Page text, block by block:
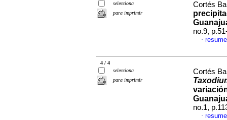
selecciona
para imprimir
Cortés
no.9,
·
4 / 4
selecciona
para imprimir
Cortés
no.1,
·